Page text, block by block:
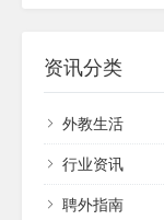
资讯分类
外教生活
行业资讯
聘外指南